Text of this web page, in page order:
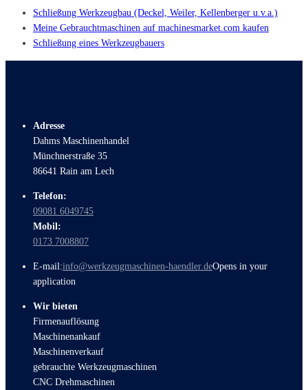
Schließung Werkzeugbau (Deckel, Weiler, Kellenberger u.v.a.)
Meine Gebrauchtmaschinen auf machinesmarket.com kaufen
Schließung eines Werkzeugbauers
Adresse
Dahms Maschinenhandel
Münchnerstraße 35
86641 Rain am Lech
Telefon:
09081 6049745
Mobil:
0173 7008807
E-mail:info@werkzeugmaschinen-haendler.deOpens in your
application
Wir bieten
Firmenauflösung
Maschinenankauf
Maschinenverkauf
gebrauchte Werkzeugmaschinen
CNC Drehmaschinen